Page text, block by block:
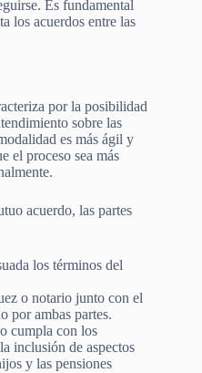
Es fundamental
los acuerdos entre las
por la posibilidad
sobre las
es más ágil y
el proceso sea más
acuerdo, las partes
los términos del
o notario junto con el
por ambas partes.
cumpla con los
inclusión de aspectos
y las pensiones